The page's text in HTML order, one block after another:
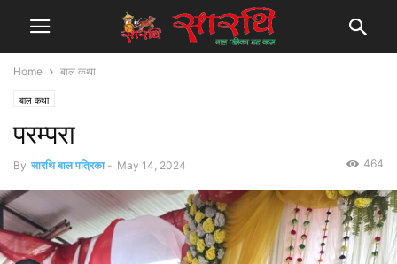
Home बाल कथा
बाल कथा
परम्परा
By सारथि बाल पत्रिका - May 14, 2024 464